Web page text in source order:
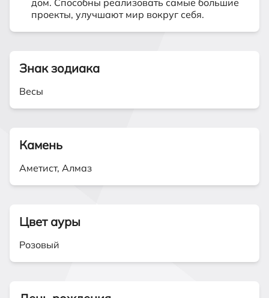
дом. Способны реализовать самые большие
проекты, улучшают мир вокруг себя.
Знак зодиака
Весы
Камень
Аметист, Алмаз
Цвет ауры
Розовый